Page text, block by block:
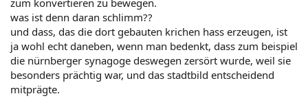
zum konvertieren zu bewegen.
was ist denn daran schlimm??
und dass, das die dort gebauten krichen hass erzeugen, ist
ja wohl echt daneben, wenn man bedenkt, dass zum beispiel
die nürnberger synagoge deswegen zersört wurde, weil sie
besonders prächtig war, und das stadtbild entscheidend
mitprägte.